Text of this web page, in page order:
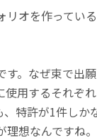
オを作ってい
。なぜ束で出
用するそれぞ
特許が1件し
想なんですね。